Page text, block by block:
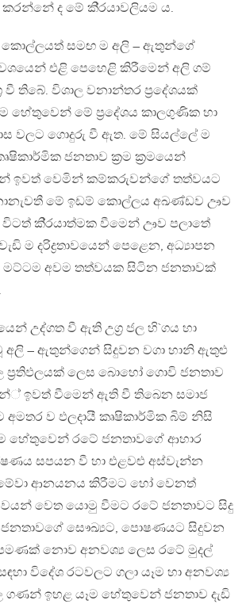
කරන්නේ ද මේ කි‍්‍රයාවලියම ය.
කොල්ලයත් සමඟ ම අලි – ඇතුන්ගේ
වශයෙන් එළි පෙහෙළි කිරීමෙන් අලි ගම්
වී තිබේ. විශාල වනාන්තර ප‍්‍රදේශයක්
හේතුවෙන් මේ ප‍්‍රදේශය කාලගුණික හා
වලට ගොදුරු වී ඇත. මේ සියල්ලේ ම
ජනතාව ක‍්‍රම ක‍්‍රමයෙන්
ඉවත් වෙමින් කම්කරුවන්ගේ තත්වයට
මේ ඉඩම් කොල්ලය අඛණ්ඩව ඌව
විටත් කි‍්‍රයාත්මක වීමෙන් ඌව පලාතේ
ම දරිද්‍රතාවයෙන් පෙළෙන, අධ්‍යාපන
මට්ටම අවම තත්වයක සිටින ජනතාවක්
උද්ගත වී ඇති උග‍්‍ර ජල හි`ගය හා
අලි – ඇතුන්ගෙන් සිදුවන වගා හානි ඇතුළු
ප‍්‍රතිඵලයක් ලෙස බොහෝ ගොවි ජනතාව
ඉවත් වීමෙන් ඇති වී තිබෙන සමාජ
ව ඵලදායී කෘෂිකාර්මික බිම් නිසි
හේතුවෙන් රටේ ජනතාවගේ ආහාර
සපයන වී හා එළවළු අස්වැන්න
ආනයනය කිරීමට හෝ වෙනත්
වෙත යොමු වීමට රටේ ජනතාවට සිදු
ජනතාවගේ සෞඛ්‍යට, පොෂණයට සිදුවන
නොව අනවශ්‍ය ලෙස රටේ මුදල්
විදේශ රටවලට ගලා යෑම හා අනවශ්‍ය
ගණන් ඉහළ යෑම හේතුවෙන් ජනතාව දැඩි